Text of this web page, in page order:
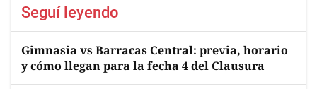
Seguí leyendo
Gimnasia vs Barracas Central: previa, horario
y cómo llegan para la fecha 4 del Clausura